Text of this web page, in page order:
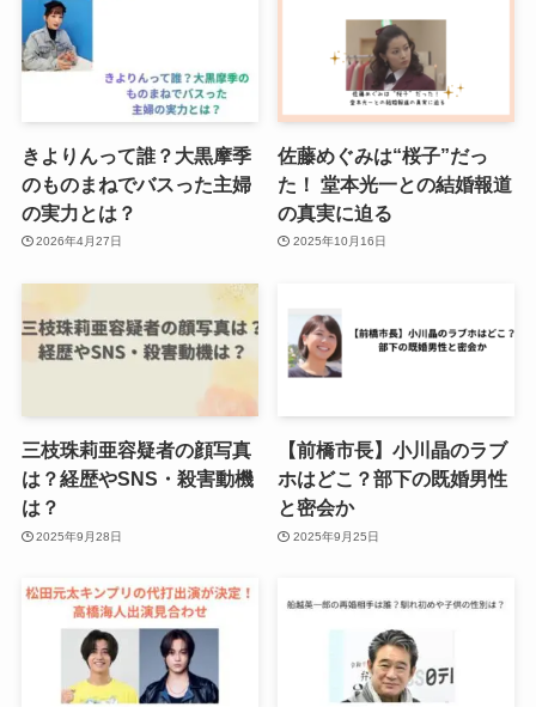
きよりんって誰？大黒摩季
のものまねでバスった主婦
の実力とは？
2026年4月27日
佐藤めぐみは“桜子”だっ
た！ 堂本光一との結婚報道
の真実に迫る
2025年10月16日
三枝珠莉亜容疑者の顔写真
は？経歴やSNS・殺害動機
は？
2025年9月28日
【前橋市長】小川晶のラブ
ホはどこ？部下の既婚男性
と密会か
2025年9月25日